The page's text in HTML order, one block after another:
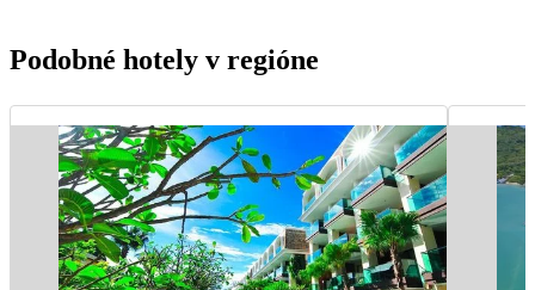
Podobné hotely v regióne